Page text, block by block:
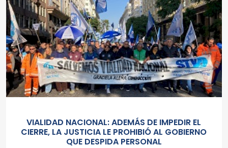
VIALIDAD NACIONAL: ADEMÁS DE IMPEDIR EL
CIERRE, LA JUSTICIA LE PROHIBIÓ AL GOBIERNO
QUE DESPIDA PERSONAL